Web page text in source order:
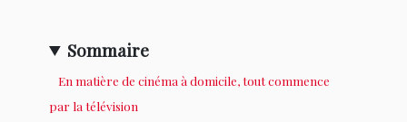
Sommaire
En matière de cinéma à domicile, tout commence
par la télévision